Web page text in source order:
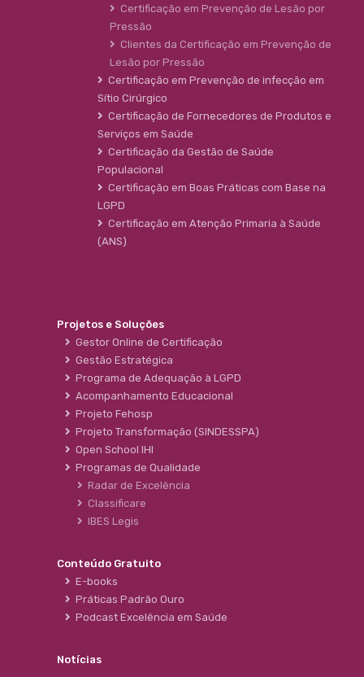
Certificação em Prevenção de Lesão por
Pressão
Clientes da Certificação em Prevenção de
Lesão por Pressão
Certificação em Prevenção de infecção em
Sítio Cirúrgico
Certificação de Fornecedores de Produtos e
Serviços em Saúde
Certificação da Gestão de Saúde
Populacional
Certificação em Boas Práticas com Base na
LGPD
Certificação em Atenção Primaria à Saúde
(ANS)
Projetos e Soluções
Gestor Online de Certificação
Gestão Estratégica
Programa de Adequação à LGPD
Acompanhamento Educacional
Projeto Fehosp
Projeto Transformação (SINDESSPA)
Open School IHI
Programas de Qualidade
Radar de Excelência
Classificare
IBES Legis
Conteúdo Gratuito
E-books
Práticas Padrão Ouro
Podcast Excelência em Saúde
Notícias